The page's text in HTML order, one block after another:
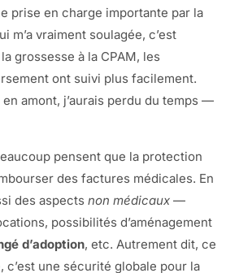
prise en charge importante par la
m’a vraiment soulagée, c’est
grossesse à la CPAM, les
ont suivi plus facilement.
amont, j’aurais perdu du temps —
pensent que la protection
des factures médicales. En
des aspects non médicaux —
possibilités d’aménagement
d’adoption, etc. Autrement dit, ce
c’est une sécurité globale pour la